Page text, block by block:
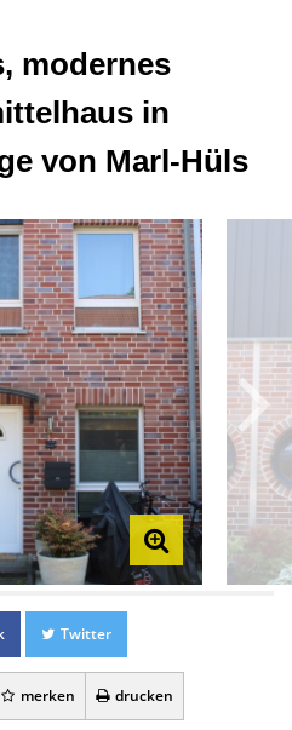
modernes
in
von Marl-Hüls
Twitter
merken drucken